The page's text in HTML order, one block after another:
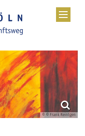
© © Frank Reintgen